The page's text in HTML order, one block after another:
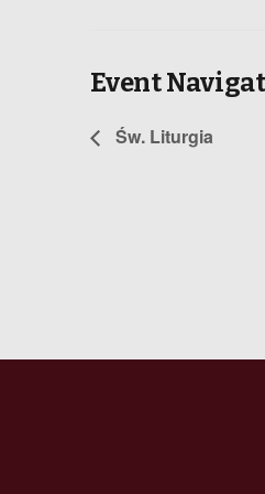
Event
Św. Liturgia